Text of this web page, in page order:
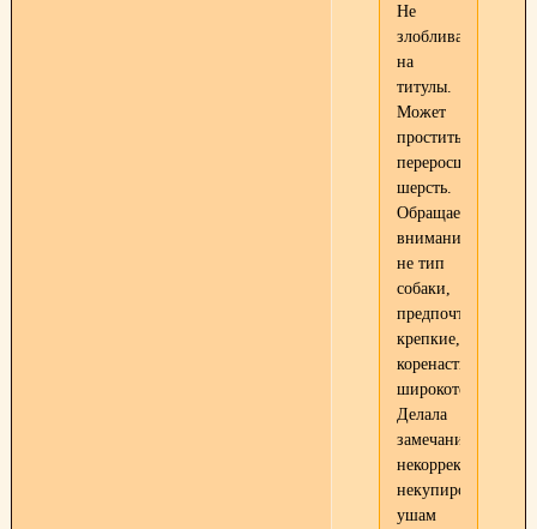
Не
злобливая
на
титулы.
Может
простить
переросшую
шерсть.
Обращает
внимание
не тип
собаки,
предпочтение-
крепкие,
коренастые,
широкотелые.
Делала
замечания
некорректным
некупированным
ушам